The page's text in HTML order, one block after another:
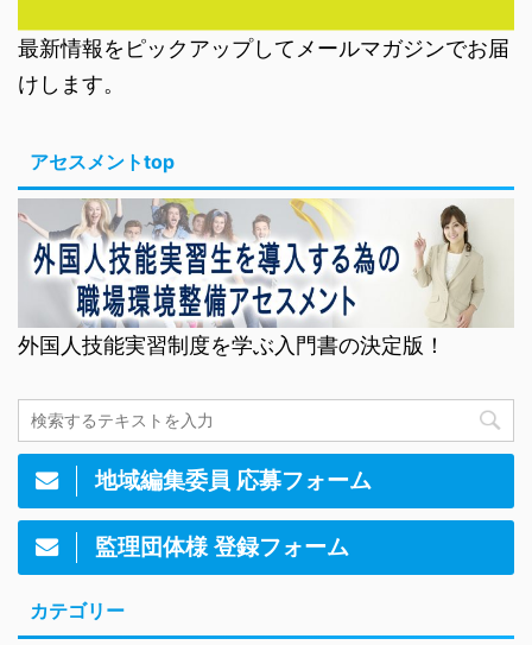
最新情報をピックアップしてメールマガジンでお届
けします。
アセスメントtop
外国人技能実習制度を学ぶ入門書の決定版！
地域編集委員 応募フォーム
監理団体様 登録フォーム
カテゴリー